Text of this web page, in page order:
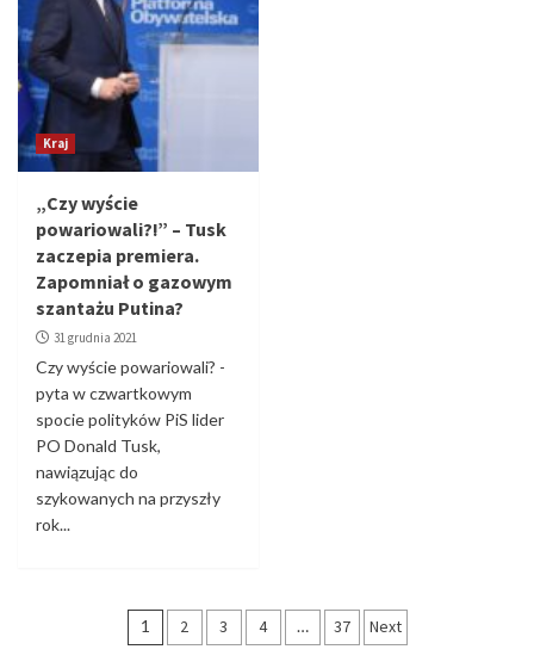
Kraj
„Czy wyście
powariowali?!” – Tusk
zaczepia premiera.
Zapomniał o gazowym
szantażu Putina?
31 grudnia 2021
Czy wyście powariowali? -
pyta w czwartkowym
spocie polityków PiS lider
PO Donald Tusk,
nawiązując do
szykowanych na przyszły
rok...
Stronicowanie
1 2 3 4 … 37 Next